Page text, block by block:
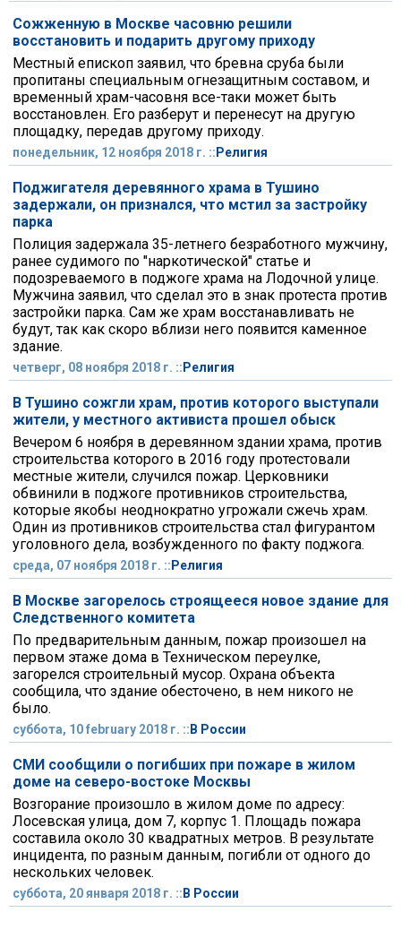
Сожженную в Москве часовню решили
восстановить и подарить другому приходу
Местный епископ заявил, что бревна сруба были
пропитаны специальным огнезащитным составом, и
временный храм-часовня все-таки может быть
восстановлен. Его разберут и перенесут на другую
площадку, передав другому приходу.
понедельник, 12 ноября 2018 г. :: Религия
Поджигателя деревянного храма в Тушино
задержали, он признался, что мстил за застройку
парка
Полиция задержала 35-летнего безработного мужчину,
ранее судимого по "наркотической" статье и
подозреваемого в поджоге храма на Лодочной улице.
Мужчина заявил, что сделал это в знак протеста против
застройки парка. Сам же храм восстанавливать не
будут, так как скоро вблизи него появится каменное
здание.
четверг, 08 ноября 2018 г. :: Религия
В Тушино сожгли храм, против которого выступали
жители, у местного активиста прошел обыск
Вечером 6 ноября в деревянном здании храма, против
строительства которого в 2016 году протестовали
местные жители, случился пожар. Церковники
обвинили в поджоге противников строительства,
которые якобы неоднократно угрожали сжечь храм.
Один из противников строительства стал фигурантом
уголовного дела, возбужденного по факту поджога.
среда, 07 ноября 2018 г. :: Религия
В Москве загорелось строящееся новое здание для
Следственного комитета
По предварительным данным, пожар произошел на
первом этаже дома в Техническом переулке,
загорелся строительный мусор. Охрана объекта
сообщила, что здание обесточено, в нем никого не
было.
суббота, 10 february 2018 г. :: В России
СМИ сообщили о погибших при пожаре в жилом
доме на северо-востоке Москвы
Возгорание произошло в жилом доме по адресу:
Лосевская улица, дом 7, корпус 1. Площадь пожара
составила около 30 квадратных метров. В результате
инцидента, по разным данным, погибли от одного до
нескольких человек.
суббота, 20 января 2018 г. :: В России